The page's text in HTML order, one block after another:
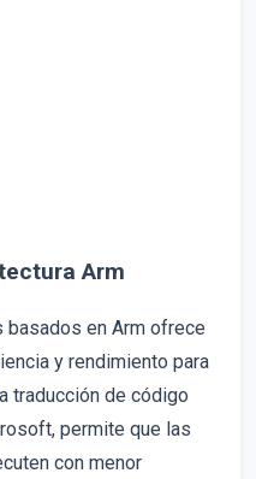
Arm
basados en Arm ofrece
y rendimiento para
traducción de código
permite que las
con menor